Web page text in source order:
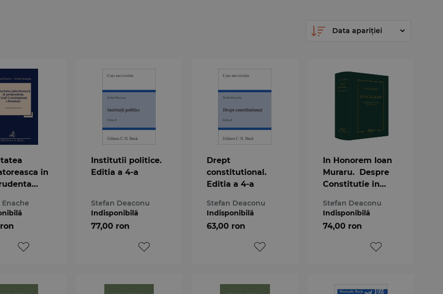
in
a
Institutii politice.
Editia a 4-a
Stefan Deaconu
Indisponibilă
77,00 ron
Drept
constitutional.
Editia a 4-a
Stefan Deaconu
Indisponibilă
63,00 ron
In Honorem Ioan
Muraru. Despre
Constitutie in
Stefan Deaconu
Indisponibilă
74,00 ron